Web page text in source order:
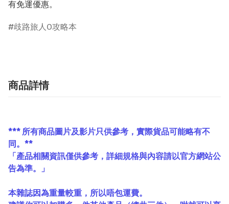
有免運優惠。
歧路旅人0攻略本
商品詳情
*** 所有商品圖片及影片只供參考，實際貨品可能略有不
同。**
「產品相關資訊僅供參考，詳細規格與內容請以官方網站公
告為準。」
本雜誌因為重量較重，所以唔包運費。